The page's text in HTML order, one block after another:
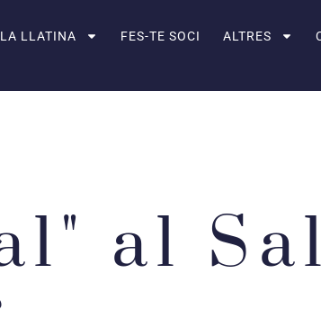
LLATINA FES-TE SOCI ALTRES
al